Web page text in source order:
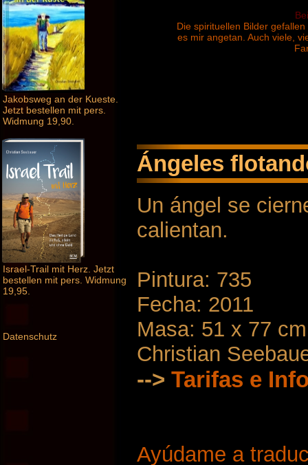
Jakobsweg an der Kueste.
Jetzt bestellen mit pers.
Widmung 19,90.
Israel-Trail mit Herz. Jetzt
bestellen mit pers. Widmung
19,95.
Datenschutz
Die spirituellen Bilder
es mir angetan. Auch viele,
Ángeles
Un ángel se
calientan.
Pintura: 735
Fecha: 2011
Masa: 51 x 77 cm
Christian
--> Tarifas e
Ayúdame a